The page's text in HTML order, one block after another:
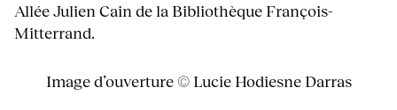
Allée Julien Cain de la Bibliothèque François-
Mitterrand.
Image d’ouverture © Lucie Hodiesne Darras